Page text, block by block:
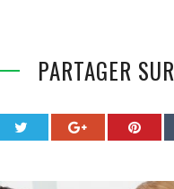
PARTAGER SUR